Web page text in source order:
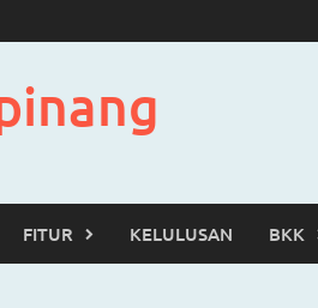
FITUR KELULUSAN BKK